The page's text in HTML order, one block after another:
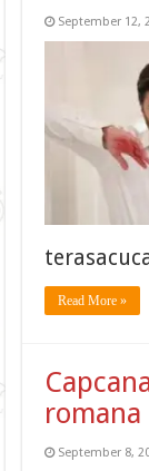
September 12,
Read More »
romana
September 8,